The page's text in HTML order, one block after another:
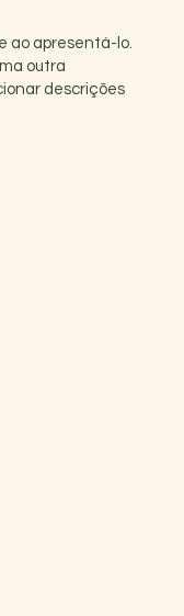
ao apresentá-lo.
outra
descrições